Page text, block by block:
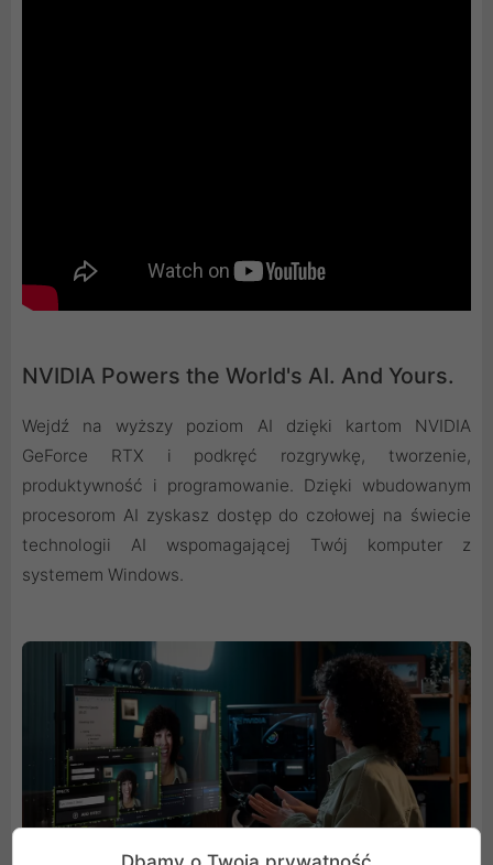
NVIDIA Powers the World's AI. And Yours.
Wejdź na wyższy poziom AI dzięki kartom NVIDIA
GeForce RTX i podkręć rozgrywkę, tworzenie,
produktywność i programowanie. Dzięki wbudowanym
procesorom AI zyskasz dostęp do czołowej na świecie
technologii AI wspomagającej Twój komputer z
systemem Windows.